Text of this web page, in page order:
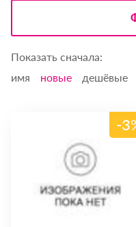
Показать сначала:
имя
новые дешёвые
-